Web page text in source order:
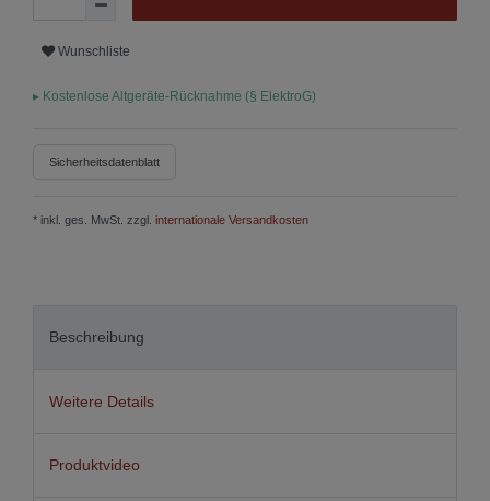
Wunschliste
▸ Kostenlose Altgeräte-Rücknahme (§ ElektroG)
Sicherheitsdatenblatt
* inkl. ges. MwSt. zzgl. internationale Versandkosten
Beschreibung
Weitere Details
Produktvideo